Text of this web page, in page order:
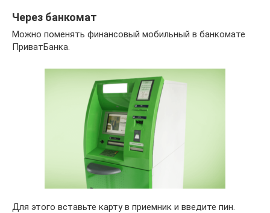
Через банкомат
Можно поменять финансовый мобильный в банкомате
ПриватБанка.
Для этого вставьте карту в приемник и введите пин.